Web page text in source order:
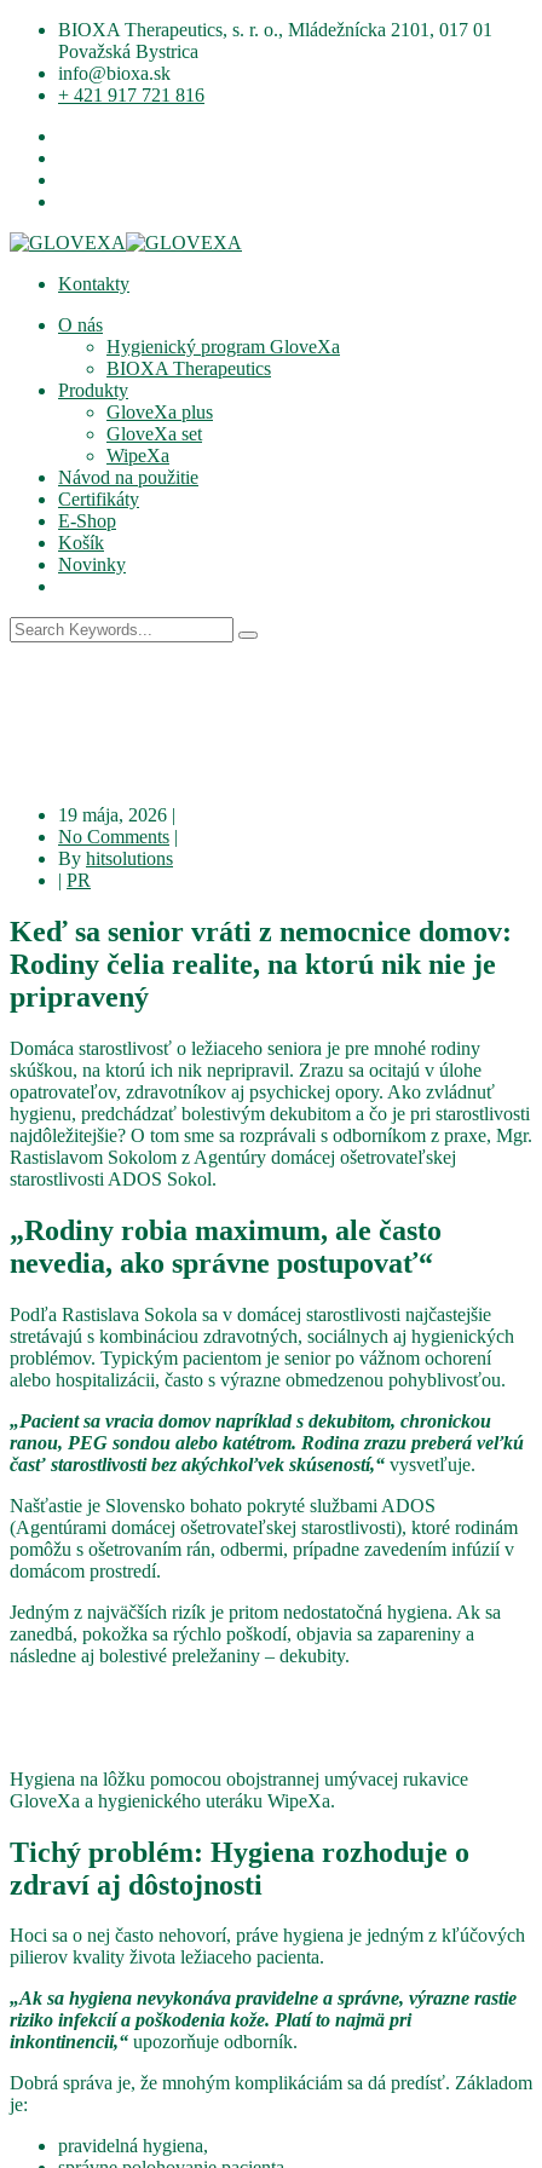
BIOXA Therapeutics, s. r. o., Mládežnícka 2101, 017 01
Považská Bystrica
info@bioxa.sk
+ 421 917 721 816
Kontakty
O nás
Hygienický program GloveXa
BIOXA Therapeutics
Produkty
GloveXa plus
GloveXa set
WipeXa
Návod na použitie
Certifikáty
E-Shop
Košík
Novinky
19 mája, 2026 |
No Comments |
By hitsolutions
| PR
Keď sa senior vráti z nemocnice domov:
Rodiny čelia realite, na ktorú nik nie je
pripravený
Domáca starostlivosť o ležiaceho seniora je pre mnohé rodiny
skúškou, na ktorú ich nik nepripravil. Zrazu sa ocitajú v úlohe
opatrovateľov, zdravotníkov aj psychickej opory. Ako zvládnuť
hygienu, predchádzať bolestivým dekubitom a čo je pri starostlivosti
najdôležitejšie? O tom sme sa rozprávali s odborníkom z praxe, Mgr.
Rastislavom Sokolom z Agentúry domácej ošetrovateľskej
starostlivosti ADOS Sokol.
„Rodiny robia maximum, ale často
nevedia, ako správne postupovať“
Podľa Rastislava Sokola sa v domácej starostlivosti najčastejšie
stretávajú s kombináciou zdravotných, sociálnych aj hygienických
problémov. Typickým pacientom je senior po vážnom ochorení
alebo hospitalizácii, často s výrazne obmedzenou pohyblivosťou.
„Pacient sa vracia domov napríklad s dekubitom, chronickou
ranou, PEG sondou alebo katétrom. Rodina zrazu preberá veľkú
časť starostlivosti bez akýchkoľvek skúseností,“ vysvetľuje.
Našťastie je Slovensko bohato pokryté službami ADOS
(Agentúrami domácej ošetrovateľskej starostlivosti), ktoré rodinám
pomôžu s ošetrovaním rán, odbermi, prípadne zavedením infúzií v
domácom prostredí.
Jedným z najväčších rizík je pritom nedostatočná hygiena. Ak sa
zanedbá, pokožka sa rýchlo poškodí, objavia sa zapareniny a
následne aj bolestivé preležaniny – dekubity.
Hygiena na lôžku pomocou obojstrannej umývacej rukavice
GloveXa a hygienického uteráku WipeXa.
Tichý problém: Hygiena rozhoduje o
zdraví aj dôstojnosti
Hoci sa o nej často nehovorí, práve hygiena je jedným z kľúčových
pilierov kvality života ležiaceho pacienta.
„Ak sa hygiena nevykonáva pravidelne a správne, výrazne rastie
riziko infekcií a poškodenia kože. Platí to najmä pri
inkontinencii,“ upozorňuje odborník.
Dobrá správa je, že mnohým komplikáciám sa dá predísť. Základom
je:
pravidelná hygiena,